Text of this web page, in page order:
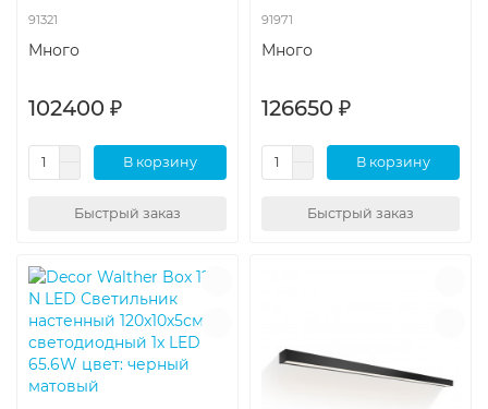
91321
Много
102400 ₽
В корзину
Быстрый заказ
91971
Много
126650 ₽
В корзину
Быстрый заказ